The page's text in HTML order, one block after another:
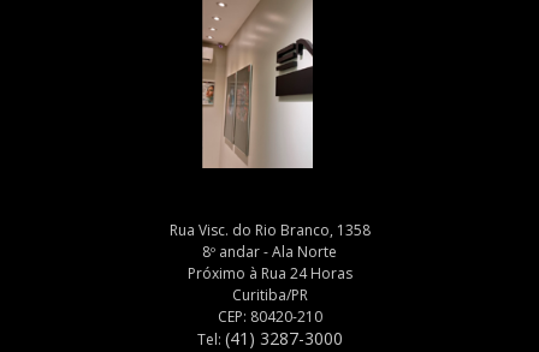
Rua Visc. do Rio Branco, 1358
8º andar - Ala Norte
Próximo à Rua 24 Horas
Curitiba/PR
CEP: 80420-210
Tel: (41) 3287-3000